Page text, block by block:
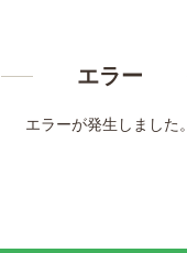
エラー
エラーが発生しました。